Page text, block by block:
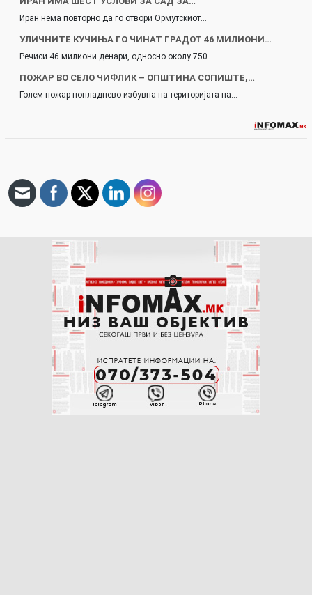
Иран нема повторно да го отвори Ормутскиот…
УЛИЧНИТЕ КУЧИЊА ГО ЧИНАТ ГРАДОТ 46 МИЛИОНИ…
Речиси 46 милиони денари, односно околу 750…
ПОЖАР ВО СЕЛО ЧИФЛИК – ОПШТИНА СОПИШТЕ,…
Голем пожар попладнево избувна на територијата на…